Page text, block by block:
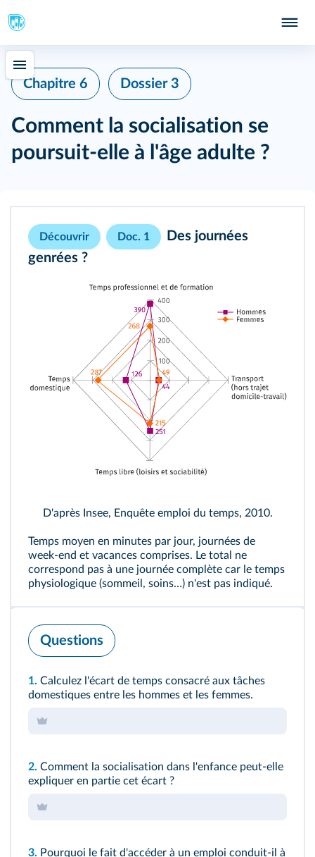
Chapitre 6 Dossier 3
Comment la socialisation se
poursuit-elle à l'âge adulte ?
Découvrir Doc. 1
Des journées
genrées ?
D'après Insee, Enquête emploi du temps, 2010.
Temps moyen en minutes par jour, journées de
week-end et vacances comprises. Le total ne
correspond pas à une journée complète car le temps
physiologique (sommeil, soins…) n'est pas indiqué.
Questions
1. Calculez l'écart de temps consacré aux tâches
domestiques entre les hommes et les femmes.
2. Comment la socialisation dans l'enfance peut-elle
expliquer en partie cet écart ?
3. Pourquoi le fait d'accéder à un emploi conduit-il à